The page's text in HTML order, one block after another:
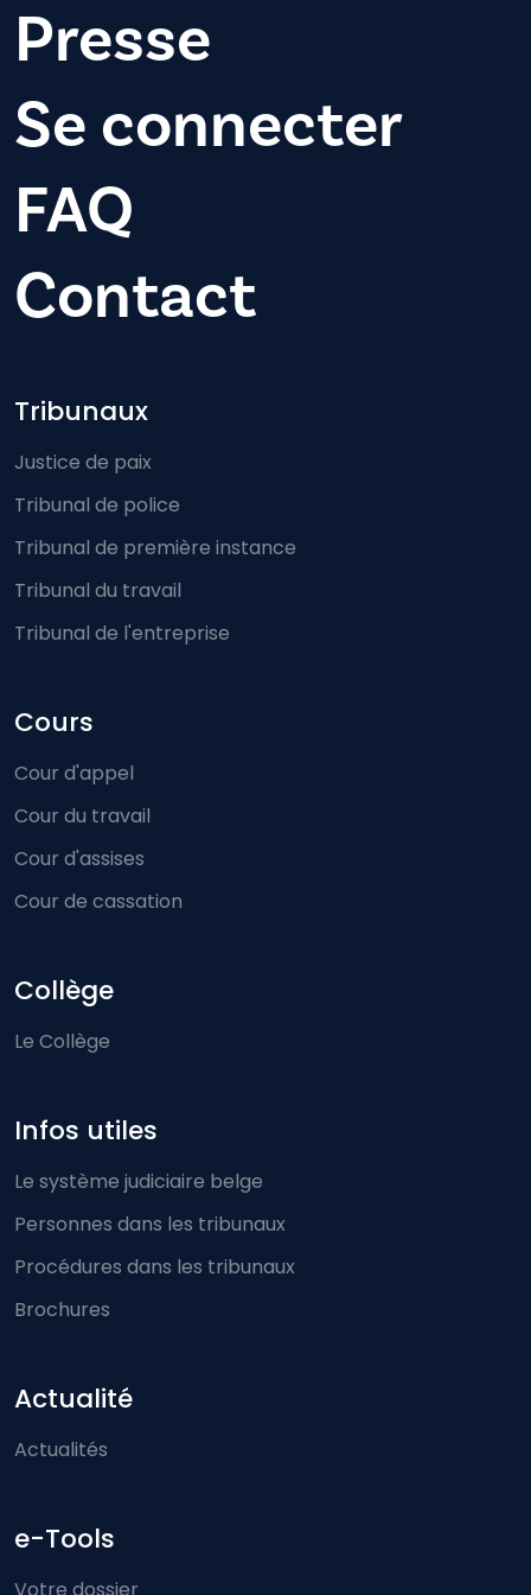
Presse
Se connecter
FAQ
Contact
Footer-menu
Tribunaux
Justice de paix
Tribunal de police
Tribunal de première instance
Tribunal du travail
Tribunal de l'entreprise
Cours
Cour d'appel
Cour du travail
Cour d'assises
Cour de cassation
Collège
Le Collège
Infos utiles
Le système judiciaire belge
Personnes dans les tribunaux
Procédures dans les tribunaux
Brochures
Actualité
Actualités
e-Tools